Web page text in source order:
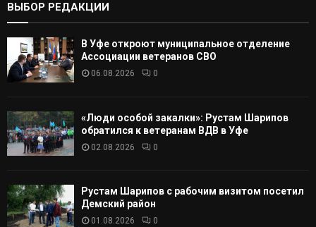
А
ВЫБОР РЕДАКЦИИ
В Уфе откроют муниципальное отделение
Ассоциации ветеранов СВО
06.08.2026 0
«Люди особой закалки»: Рустам Шарипов
обратился к ветеранам ВДВ в Уфе
02.08.2026 0
Рустам Шарипов с рабочим визитом посетил
Демский район
01.08.2026 0